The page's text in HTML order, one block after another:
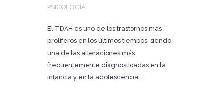
PSICOLOGÍA
El TDAH es uno de los trastornos más
prolíferos en los últimos tiempos, siendo
una de las alteraciones más
frecuentemente diagnosticadas en la
infancia y en la adolescencia....